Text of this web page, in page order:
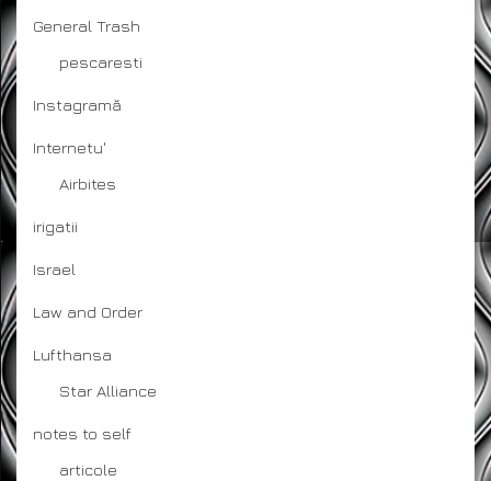
General Trash
pescaresti
Instagramă
Internetu'
Airbites
irigatii
Israel
Law and Order
Lufthansa
Star Alliance
notes to self
articole